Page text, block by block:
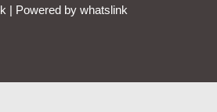
| Powered by whatslink